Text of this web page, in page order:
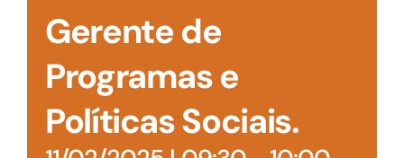
Gerente de
Programas e
Políticas Sociais.